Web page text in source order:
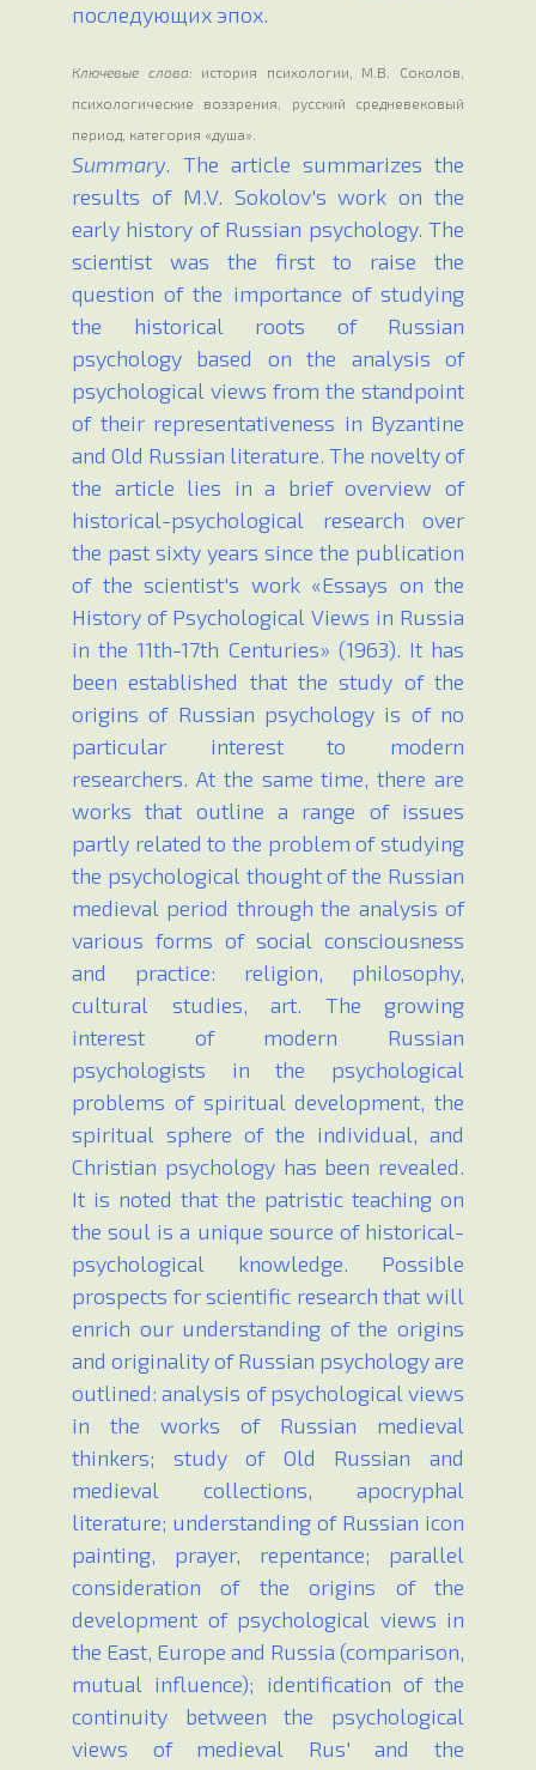
последующих эпох.
Ключевые слова: история психологии,
М.В. Соколов,
психологические воззрения, русский средневековый
период, категория «душа».
Summary. The article summarizes the
results of M.V. Sokolov's work on the
early history of Russian psychology. The
scientist was the first to raise the
question of the importance of studying
the historical roots of Russian
psychology based on the analysis of
psychological views from the standpoint
of their representativeness in Byzantine
and Old Russian literature. The novelty of
the article lies in a brief overview of
historical-psychological research over
the past sixty years since the publication
of the scientist's work «Essays on the
History of Psychological Views in Russia
in the 11th-17th Centuries» (1963). It has
been established that the study of the
origins of Russian psychology is of no
particular interest to modern
researchers. At the same time, there are
works that outline a range of issues
partly related to the problem of studying
the psychological thought of the Russian
medieval period through the analysis of
various forms of social consciousness
and practice: religion, philosophy,
cultural studies, art. The growing
interest of modern Russian
psychologists in the psychological
problems of spiritual development, the
spiritual sphere of the individual, and
Christian psychology has been revealed.
It is noted that the patristic teaching on
the soul is a unique source of historical-
psychological knowledge. Possible
prospects for scientific research that will
enrich our understanding of the origins
and originality of Russian psychology are
outlined: analysis of psychological views
in the works of Russian medieval
thinkers; study of Old Russian and
medieval collections, apocryphal
literature; understanding of Russian icon
painting, prayer, repentance; parallel
consideration of the origins of the
development of psychological views in
the East, Europe and Russia (comparison,
mutual influence); identification of the
continuity between the psychological
views of medieval Rus' and the